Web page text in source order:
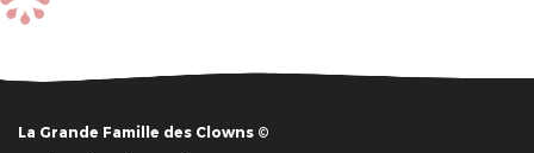
La Grande Famille des Clowns ©